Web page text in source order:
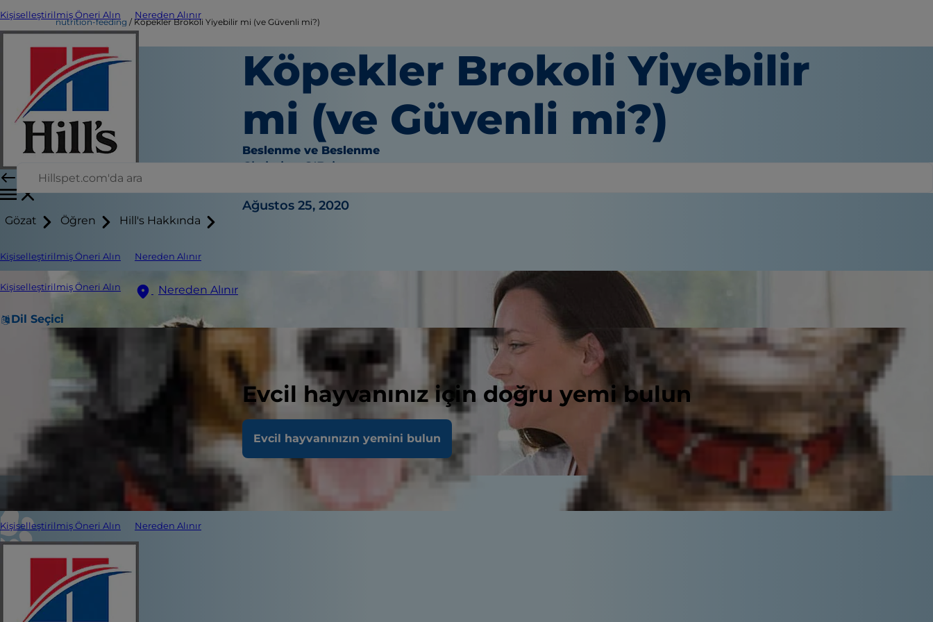
Kişiselleştirilmiş Öneri Alın Nereden Alınır
Gözat Öğren Hill's Hakkında
Kişiselleştirilmiş Öneri Alın Nereden Alınır
Kişiselleştirilmiş Öneri Alın Nereden Alınır
Dil Seçici
Evcil hayvanınız için doğru yemi bulun
Evcil hayvanınızın yemini bulun
Kişiselleştirilmiş Öneri Alın Nereden Alınır
nutrition-feeding Köpekler Brokoli Yiyebilir mi (ve Güvenli mi?)
Köpekler Brokoli Yiyebilir
mi (ve Güvenli mi?)
Beslenme ve Beslenme
Christine O'Brien
Ağustos 25, 2020